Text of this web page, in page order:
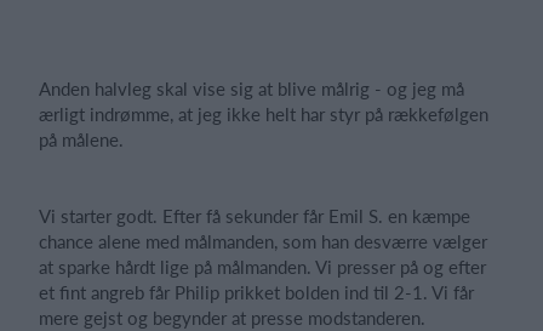
Anden halvleg skal vise sig at blive målrig - og jeg må
ærligt indrømme, at jeg ikke helt har styr på rækkefølgen
på målene.
Vi starter godt. Efter få sekunder får Emil S. en kæmpe
chance alene med målmanden, som han desværre vælger
at sparke hårdt lige på målmanden. Vi presser på og efter
et fint angreb får Philip prikket bolden ind til 2-1. Vi får
mere gejst og begynder at presse modstanderen.